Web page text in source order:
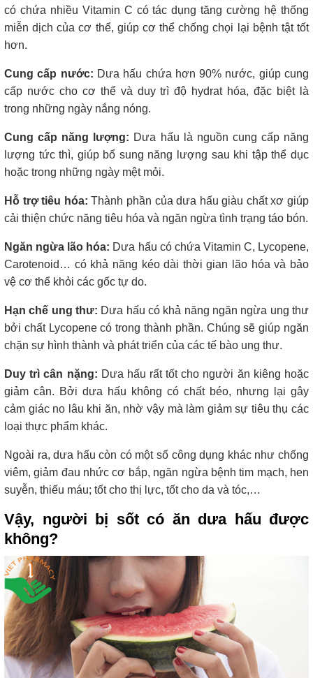
có chứa nhiều Vitamin C có tác dụng tăng cường hệ thống
miễn dịch của cơ thể, giúp cơ thể chống chọi lại bệnh tật tốt
hơn.
Cung cấp nước: Dưa hấu chứa hơn 90% nước, giúp cung
cấp nước cho cơ thể và duy trì độ hydrat hóa, đặc biệt là
trong những ngày nắng nóng.
Cung cấp năng lượng: Dưa hấu là nguồn cung cấp năng
lượng tức thì, giúp bổ sung năng lượng sau khi tập thể dục
hoặc trong những ngày mệt mỏi.
Hỗ trợ tiêu hóa: Thành phần của dưa hấu giàu chất xơ giúp
cải thiện chức năng tiêu hóa và ngăn ngừa tình trạng táo bón.
Ngăn ngừa lão hóa: Dưa hấu có chứa Vitamin C, Lycopene,
Carotenoid… có khả năng kéo dài thời gian lão hóa và bảo
vệ cơ thể khỏi các gốc tự do.
Hạn chế ung thư: Dưa hấu có khả năng ngăn ngừa ung thư
bởi chất Lycopene có trong thành phần. Chúng sẽ giúp ngăn
chặn sự hình thành và phát triển của các tế bào ung thư.
Duy trì cân nặng: Dưa hấu rất tốt cho người ăn kiêng hoặc
giảm cân. Bởi dưa hấu không có chất béo, nhưng lại gây
cảm giác no lâu khi ăn, nhờ vậy mà làm giảm sự tiêu thụ các
loại thực phẩm khác.
Ngoài ra, dưa hấu còn có một số công dụng khác như chống
viêm, giảm đau nhức cơ bắp, ngăn ngừa bệnh tim mạch, hen
suyễn, thiếu máu; tốt cho thị lực, tốt cho da và tóc,…
Vậy, người bị sốt có ăn dưa hấu được
không?